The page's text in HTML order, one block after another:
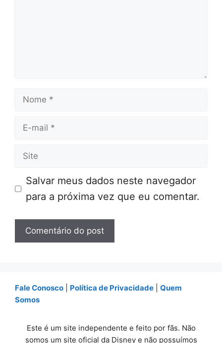
Nome
E-
Site
Salvar meus dados neste navegador
para a próxima vez que eu comentar.
Fale Conosco Política de Privacidade
Quem
Somos
Este é um site independente e feito por fãs. Não
somos um site oficial da Disney e não possuímos